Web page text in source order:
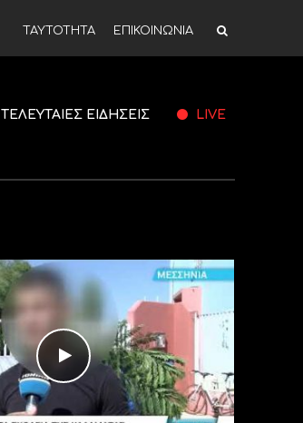
ΤΑΥΤΟΤΗΤΑ ΕΠΙΚΟΙΝΩΝΙΑ
ΤΕΛΕΥΤΑΙΕΣ ΕΙΔΗΣΕΙΣ LIVE